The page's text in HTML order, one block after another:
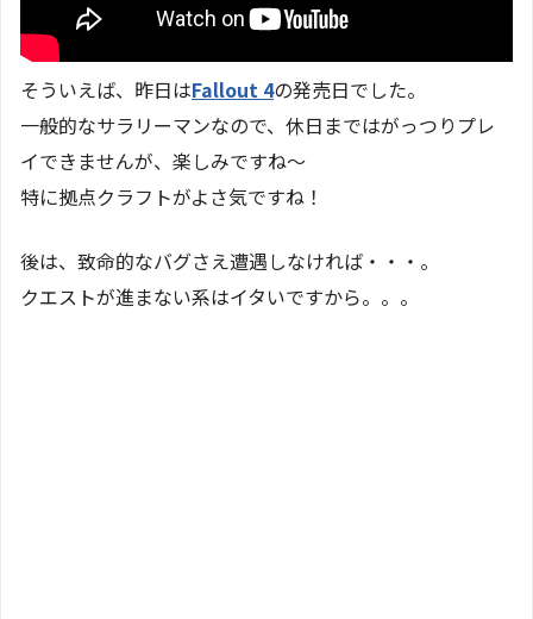
そういえば、昨日はFallout 4の発売日でした。
一般的なサラリーマンなので、休日まではがっつりプレ
イできませんが、楽しみですね～
特に拠点クラフトがよさ気ですね！
後は、致命的なバグさえ遭遇しなければ・・・。
クエストが進まない系はイタいですから。。。